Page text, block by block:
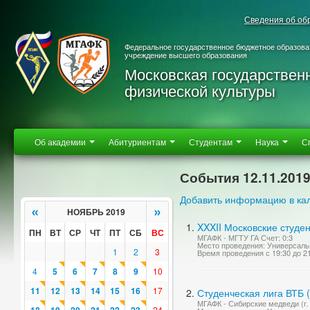
Сведения об
Федеральное государственное бюджетное
учреждение высшего образования
Московская
физической культуры
Об академии Абитуриентам Студентам Наука
« НОЯБРЬ 2019 »
ПН ВТ СР ЧТ ПТ СБ ВС
1 2
3
4
5 6 7 8 9 10
11 12 13 14 15 16 17
События 12.11.2019
Добавить информацию в
XXXII Московские
МГАФК - МГТУ ГА Счет: 0:3
Место проведения:
Время проведения с 19:30 до
Студенческая лига ВТБ
МГАФК - Сибирские медведи